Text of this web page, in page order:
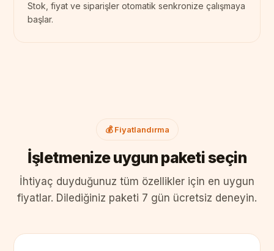
Stok, fiyat ve siparişler otomatik senkronize çalışmaya
başlar.
💰 Fiyatlandırma
İşletmenize uygun paketi seçin
İhtiyaç duyduğunuz tüm özellikler için en uygun
fiyatlar. Dilediğiniz paketi 7 gün ücretsiz deneyin.